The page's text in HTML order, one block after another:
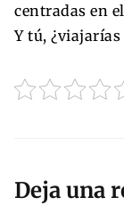
centradas en
Y tú, ¿viajarías
Deja una